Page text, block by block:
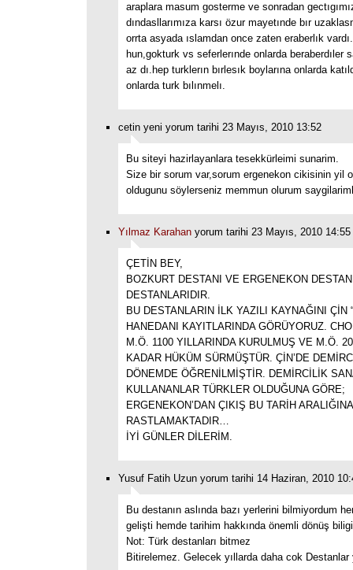
araplara masum gosterme ve sonradan
dındasllarımıza karsı özur mayetınde bır
orrta asyada ıslamdan once zaten eraberlık
hun,gokturk vs seferlerınde onlarda beraberdıler
az dı.hep turklerın bırlesık boylarına onlarda
onlarda turk bılınmelı.
cetin yeni yorum tarihi 23 Mayıs, 2010 13:52
Bu siteyi hazirlayanlara tesekkürleimi sunarim.
Size bir sorum var,sorum ergenekon cikisinin yil
oldugunu söylerseniz memmun olurum
Yılmaz Karahan yorum tarihi 23 Mayıs, 2010 14:55
ÇETİN BEY,
BOZKURT DESTANI VE ERGENEKON
DESTANLARIDIR.
BU DESTANLARIN İLK YAZILI KAYNAĞINI ÇİN
HANEDANI KAYITLARINDA GÖRÜYORUZ.
M.Ö. 1100 YILLARINDA KURULMUŞ VE M.Ö.
KADAR HÜKÜM SÜRMÜŞTÜR. ÇİN’DE
DÖNEMDE ÖĞRENİLMİŞTİR. DEMİRCİLİK
KULLANANLAR TÜRKLER OLDUĞUNA GÖRE;
ERGENEKON’DAN ÇIKIŞ BU TARİH ARALIĞINA
RASTLAMAKTADIR…
İYİ GÜNLER DİLERİM.
Yusuf Fatih Uzun yorum tarihi 14 Haziran, 2010
Bu destanın aslında bazı yerlerini bilmiyordum
gelişti hemde tarihim hakkında önemli dönüş
Not: Türk destanları bitmez
Bitirelemez. Gelecek yıllarda daha cok Destanlar